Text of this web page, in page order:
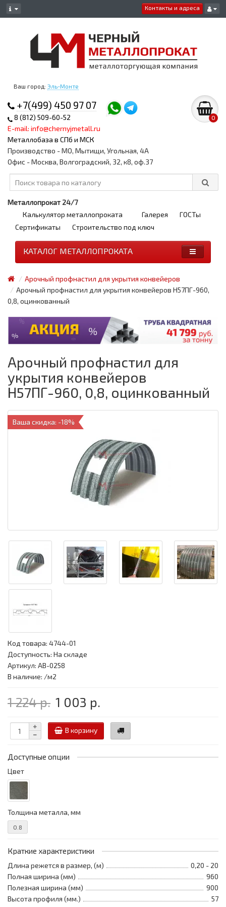
Контакты и адреса
Ваш город: Эль-Монте
+7(499) 450 97 07
8 (812) 509-60-52
E-mail: info@chernyjmetall.ru
Металлобаза в СПб и МСК
0
Производство - МО, Мытищи, Угольная, 4А
Офис - Москва, Волгоградский, 32, к8, оф.37
Металлопрокат 24/7
Калькулятор металлопроката
Галерея
ГОСТы
Сертификаты
Строительство под ключ
КАТАЛОГ МЕТАЛЛОПРОКАТА
Арочный профнастил для укрытия конвейеров
Арочный профнастил для укрытия конвейеров Н57ПГ-960,
0,8, оцинкованный
Арочный профнастил для
укрытия конвейеров
Н57ПГ-960, 0,8, оцинкованный
Ваша скидка: -18%
Код товара: 4744-01
Доступность: На складе
Артикул: АВ-0258
В наличие: /м2
1 224 р. 1 003 р.
В корзину
Доступные опции
Цвет
Толщина металла, мм
0.8
Краткие характеристики
Длина режется в размер, (м)
0,20 - 20
Полная ширина (мм)
960
Полезная ширина (мм)
900
Высота профиля (мм.)
57